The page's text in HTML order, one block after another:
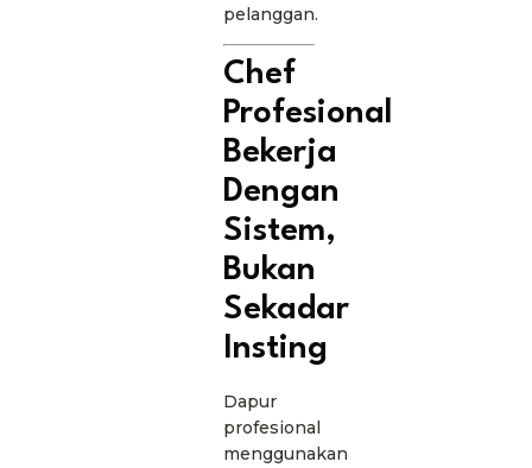
pelanggan.
Chef
Profesional
Bekerja
Dengan
Sistem,
Bukan
Sekadar
Insting
Dapur
profesional
menggunakan